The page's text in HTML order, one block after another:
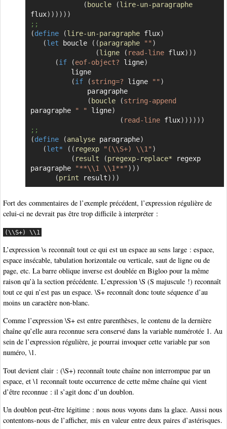
( boucle (lire-un-paragraphe
flux) ) ) ) ) )
;;
(define (lire-un-paragraphe flux)
(let boucle ( (paragraphe "" )
(ligne ( read-line flux) ) )
(if (eof-object? ligne)
(if (string=? ligne "" )
( boucle (string-append
paragraphe
" " ligne)
( read-line flux) ) ) ) ) )
;;
(define (analyse paragraphe)
(let* ( ( regexp "(\\S+) \\1" )
( result (pregexp-replace* regexp
paragraphe
"**\\1 \\1**" ) ) )
(print result) ) )
Fort des commentaires de l’exemple précédent, l’expression régulière de
celui-ci ne devrait pas être trop difficile à interpréter :
(\\S+) \\1
L’expression \s reconnaît tout ce qui est un espace au sens large : espace,
espace insécable, tabulation horizontale ou verticale, saut de ligne ou de
page, etc. La barre oblique inverse est doublée en Bigloo pour la même
raison qu’à la section précédente. L’expression \S (S majuscule !) reconnaît
tout ce qui n’est pas un espace. \S+ reconnaît donc toute séquence d’au
moins un caractère non-blanc.
Comme l’expression \S+ est entre parenthèses, le contenu de la dernière
chaîne qu’elle aura reconnue sera conservé dans la variable numérotée 1. Au
sein de l’expression régulière, je pourrai invoquer cette variable par son
numéro, \1.
Tout devient clair : (\S+) reconnaît toute chaîne non interrompue par un
espace, et \1 reconnaît toute occurrence de cette même chaîne qui vient
d’être reconnue : il s’agit donc d’un doublon.
Un doublon peut-être légitime : nous nous voyons dans la glace. Aussi nous
contentons-nous de l’afficher, mis en valeur entre deux paires d’astérisques.